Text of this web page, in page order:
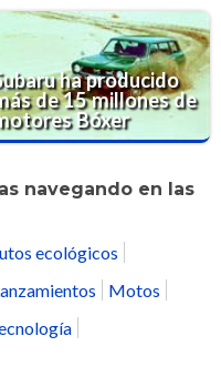
ha producido
de 15 millones de
Bóxer
navegando en las
ecológicos
Motos